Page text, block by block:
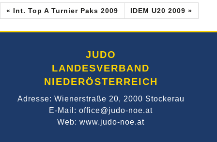
« Int. Top A Turnier Paks 2009 IDEM U20 2009 »
JUDO
LANDESVERBAND
NIEDERÖSTERREICH
Adresse: Wienerstraße 20, 2000 Stockerau
E-Mail: office@judo-noe.at
Web: www.judo-noe.at